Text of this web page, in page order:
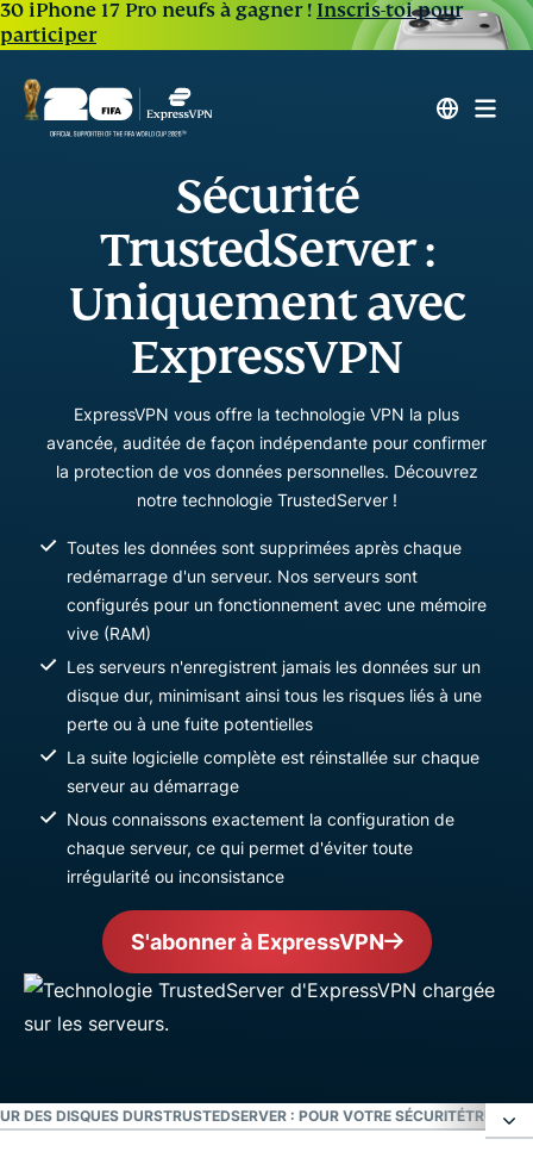
30 iPhone 17 Pro neufs à gagner ! Inscris-toi pour
participer
Sécurité
TrustedServer :
Uniquement avec
ExpressVPN
ExpressVPN vous offre la technologie VPN la plus
avancée, auditée de façon indépendante pour confirmer
la protection de vos données personnelles. Découvrez
notre technologie TrustedServer !
Toutes les données sont supprimées après chaque
redémarrage d'un serveur. Nos serveurs sont
configurés pour un fonctionnement avec une mémoire
vive (RAM)
Les serveurs n'enregistrent jamais les données sur un
disque dur, minimisant ainsi tous les risques liés à une
perte ou à une fuite potentielles
La suite logicielle complète est réinstallée sur chaque
serveur au démarrage
Nous connaissons exactement la configuration de
chaque serveur, ce qui permet d'éviter toute
irrégularité ou inconsistance
S'abonner à ExpressVPN
DES DISQUES DURSTRUSTEDSERVER : POUR VOTRE SÉCURITÉ